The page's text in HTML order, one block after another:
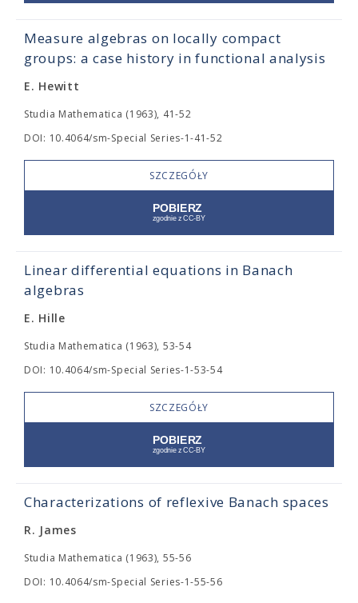
Measure algebras on locally compact
groups: a case history in functional analysis
E. Hewitt
Studia Mathematica (1963), 41-52
DOI: 10.4064/sm-Special Series-1-41-52
SZCZEGÓŁY
Linear differential equations in Banach
algebras
E. Hille
Studia Mathematica (1963), 53-54
DOI: 10.4064/sm-Special Series-1-53-54
SZCZEGÓŁY
Characterizations of reflexive Banach spaces
R. James
Studia Mathematica (1963), 55-56
DOI: 10.4064/sm-Special Series-1-55-56